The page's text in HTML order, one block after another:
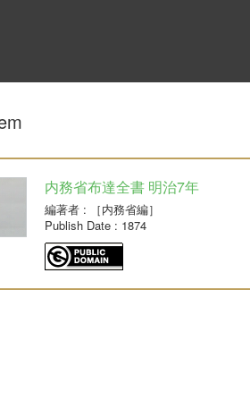
内務省布達全書 明治7年
編著者: ［内務省編］
Publish Date: 1874